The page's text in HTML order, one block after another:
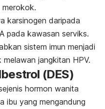
karsinogen daripada
pada kawasan serviks.
sistem imun menjadi
jangkitan HPV.
(DES)
hormon wanita
ibu yang mengandung